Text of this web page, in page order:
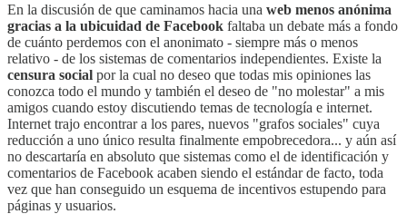
En la discusión de que caminamos hacia una web menos anónima
gracias a la ubicuidad de Facebook faltaba un debate más a fondo
de cuánto perdemos con el anonimato - siempre más o menos
relativo - de los sistemas de comentarios independientes. Existe la
censura social por la cual no deseo que todas mis opiniones las
conozca todo el mundo y también el deseo de "no molestar" a mis
amigos cuando estoy discutiendo temas de tecnología e internet.
Internet trajo encontrar a los pares, nuevos "grafos sociales" cuya
reducción a uno único resulta finalmente empobrecedora... y aún así
no descartaría en absoluto que sistemas como el de identificación y
comentarios de Facebook acaben siendo el estándar de facto, toda
vez que han conseguido un esquema de incentivos estupendo para
páginas y usuarios.